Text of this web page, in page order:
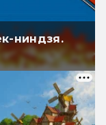
ниндзя.